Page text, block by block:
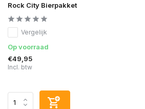
Rock City Bierpakket
Vergelijk
Op voorraad
€49,95
Incl. btw